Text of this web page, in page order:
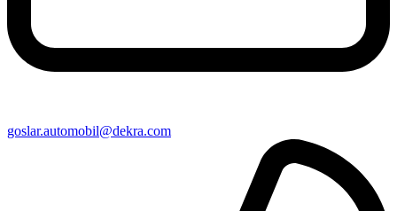
goslar​.automobil@​dekra.com